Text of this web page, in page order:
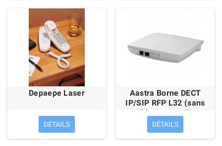
Depaepe Laser
DÉTAILS
Aastra Borne DECT
IP/SIP RFP L32 (sans
bloc secteur)
DÉTAILS